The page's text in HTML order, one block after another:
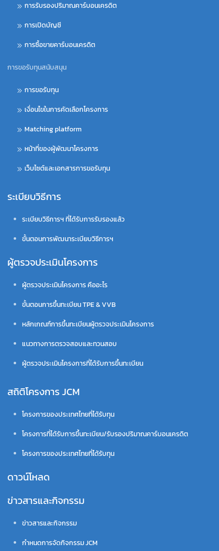
การรับรองปริมาณคาร์บอนเครดิต
การเปิดบัญชี
การซื้อขายคาร์บอนเครดิต
การขอรับทุนสนับสนุน
การขอรับทุน
เงื่อนไขในการคัดเลือกโครงการ
Matching platform
หน้าที่ของผู้พัฒนาโครงการ
เว็บไซต์และเอกสารการขอรับทุน
ระเบียบวิธีการ
ระเบียบวิธีการฯ ที่ได้รับการรับรองแล้ว
ขั้นตอนการพัฒนาระเบียบวิธีการฯ
ผู้ตรวจประเมินโครงการ
ผู้ตรวจประเมินโครงการ คืออะไร
ขั้นตอนการขึ้นทะเบียน TPE & VVB
หลักเกณฑ์การขึ้นทะเบียนผู้ตรวจประเมินโครงการ
แนวทางการตรวจสอบและทวนสอบ
ผู้ตรวจประเมินโครงการที่ได้รับการขึ้นทะเบียน
สถิติโครงการ JCM
โครงการของประเทศไทยที่ได้รับทุน
โครงการที่ได้รับการขึ้นทะเบียน/รับรองปริมาณคาร์บอนเครดิต
โครงการของประเทศไทยที่ได้รับทุน
ดาวน์โหลด
ข่าวสารและกิจกรรม
ข่าวสารและกิจกรรม
กำหนดการจัดกิจกรรม JCM